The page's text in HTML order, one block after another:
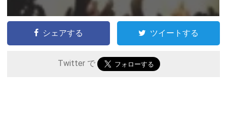
シェアする ツイートする
Twitter で